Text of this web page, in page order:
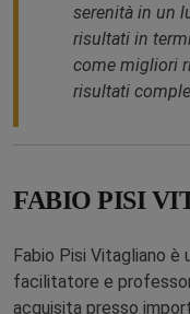
serenità in un
risultati in
come migliori
risultati
FABIO PISI
Fabio Pisi Vitagliano è
facilitatore e
acquisita presso